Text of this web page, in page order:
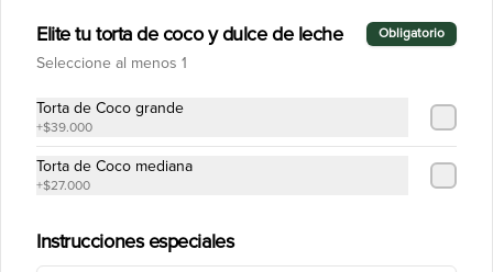
Elite tu torta de coco y dulce de leche Obligatorio
Seleccione al menos 1
Torta de Coco grande
+$39.000
Torta de Coco mediana
+$27.000
Instrucciones especiales